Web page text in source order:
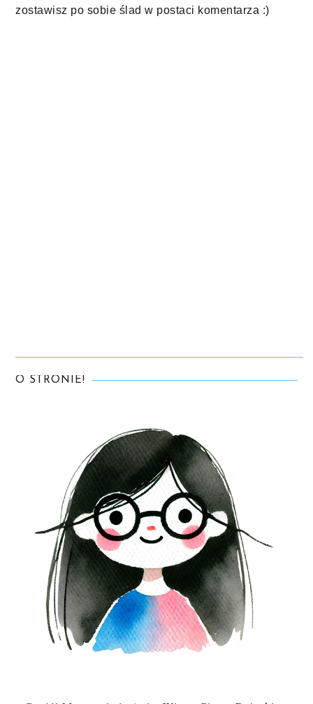
zostawisz po sobie ślad w postaci komentarza :)
O STRONIE!